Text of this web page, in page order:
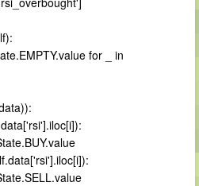
for _ in